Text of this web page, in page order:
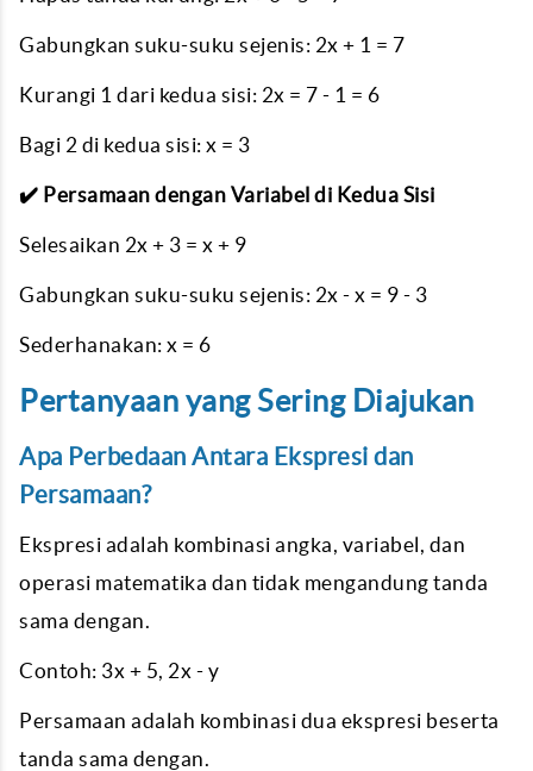
Gabungkan suku-suku sejenis: 2x + 1 = 7
Kurangi 1 dari kedua sisi: 2x = 7 - 1 = 6
Bagi 2 di kedua sisi: x = 3
✔️ Persamaan dengan Variabel di Kedua Sisi
Selesaikan 2x + 3 = x + 9
Gabungkan suku-suku sejenis: 2x - x = 9 - 3
Sederhanakan: x = 6
Pertanyaan yang Sering Diajukan
Apa Perbedaan Antara Ekspresi dan
Persamaan?
Ekspresi adalah kombinasi angka, variabel, dan
operasi matematika dan tidak mengandung tanda
sama dengan.
Contoh: 3x + 5, 2x - y
Persamaan adalah kombinasi dua ekspresi beserta
tanda sama dengan.